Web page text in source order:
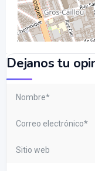
Dejanos tu